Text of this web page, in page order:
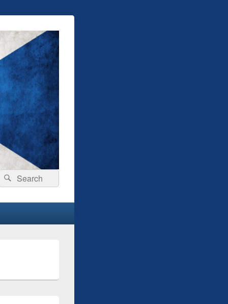
Search